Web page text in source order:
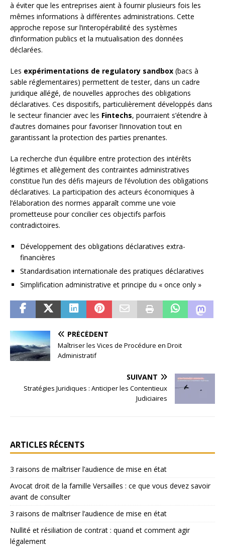
à éviter que les entreprises aient à fournir plusieurs fois les
mêmes informations à différentes administrations. Cette
approche repose sur l’interopérabilité des systèmes
d’information publics et la mutualisation des données
déclarées.
Les expérimentations de regulatory sandbox (bacs à
sable réglementaires) permettent de tester, dans un cadre
juridique allégé, de nouvelles approches des obligations
déclaratives. Ces dispositifs, particulièrement développés dans
le secteur financier avec les Fintechs, pourraient s’étendre à
d’autres domaines pour favoriser l’innovation tout en
garantissant la protection des parties prenantes.
La recherche d’un équilibre entre protection des intérêts
légitimes et allègement des contraintes administratives
constitue l’un des défis majeurs de l’évolution des obligations
déclaratives. La participation des acteurs économiques à
l’élaboration des normes apparaît comme une voie
prometteuse pour concilier ces objectifs parfois
contradictoires.
Développement des obligations déclaratives extra-
financières
Standardisation internationale des pratiques déclaratives
Simplification administrative et principe du « once only »
PRÉCÉDENT
Maîtriser les Vices de Procédure en Droit
Administratif
SUIVANT
Stratégies Juridiques : Anticiper les Contentieux
Judiciaires
ARTICLES RÉCENTS
3 raisons de maîtriser l’audience de mise en état
Avocat droit de la famille Versailles : ce que vous devez savoir
avant de consulter
3 raisons de maîtriser l’audience de mise en état
Nullité et résiliation de contrat : quand et comment agir
légalement